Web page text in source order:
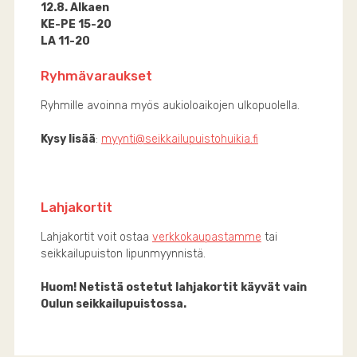
12.8. Alkaen
KE-PE 15-20
LA 11-20
Ryhmävaraukset
Ryhmille avoinna myös aukioloaikojen ulkopuolella.
Kysy lisää: myynti@seikkailupuistohuikia.fi
Lahjakortit
Lahjakortit voit ostaa verkkokaupastamme tai
seikkailupuiston lipunmyynnistä.
Huom! Netistä ostetut lahjakortit käyvät vain
Oulun seikkailupuistossa.